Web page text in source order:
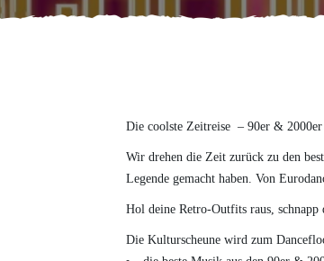
Die coolste Zeitreise – 90er &
Wir drehen die Zeit zurück zu den
Legende gemacht haben. Von
Hol deine Retro-Outfits raus,
Die Kulturscheune wird zum